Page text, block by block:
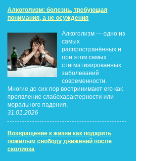
Алкоголизм: болезнь, требующая
понимания, а не осуждения
Алкоголизм — одно из
самых
распространённых и
при этом самых
стигматизированных
заболеваний
современности.
Многие до сих пор воспринимают его как
проявление слабохарактерности или
морального падения,
31.01.2026
Возвращение к жизни как подарить
пожилым свободу движений после
сколиоза